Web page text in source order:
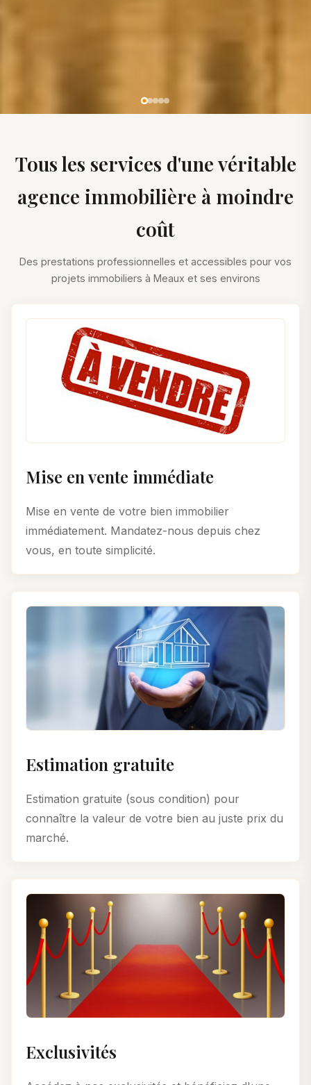
Tous les services d'une véritable
agence immobilière à moindre
coût
Des prestations professionnelles et accessibles pour vos
projets immobiliers à Meaux et ses environs
Mise en vente immédiate
Mise en vente de votre bien immobilier
immédiatement. Mandatez-nous depuis chez
vous, en toute simplicité.
Estimation gratuite
Estimation gratuite (sous condition) pour
connaître la valeur de votre bien au juste prix du
marché.
Exclusivités